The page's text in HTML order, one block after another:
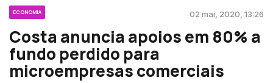
ECONOMIA 02 mai, 2020, 13:26
Costa anuncia apoios em 80% a
fundo perdido para
microempresas comerciais